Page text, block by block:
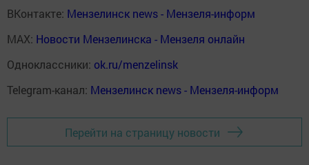
ВКонтакте: Мензелинск news - Мензеля-информ
MAX: Новости Мензелинска - Мензеля онлайн
Одноклассники: ok.ru/menzelinsk
Telegram-канал: Мензелинск news - Мензеля-информ
Перейти на страницу новости